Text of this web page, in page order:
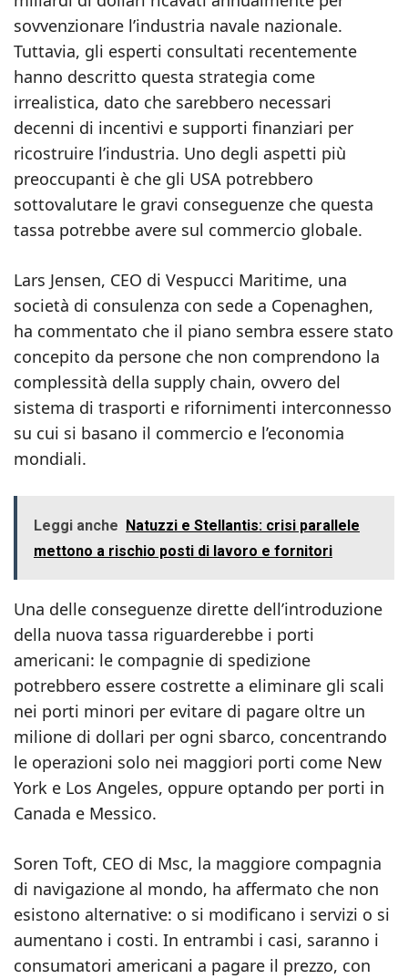
sovvenzionare l’industria navale nazionale.
Tuttavia, gli esperti consultati recentemente
hanno descritto questa strategia come
irrealistica, dato che sarebbero necessari
decenni di incentivi e supporti finanziari per
ricostruire l’industria. Uno degli aspetti più
preoccupanti è che gli USA potrebbero
sottovalutare le gravi conseguenze che questa
tassa potrebbe avere sul commercio globale.
Lars Jensen, CEO di Vespucci Maritime, una
società di consulenza con sede a Copenaghen,
ha commentato che il piano sembra essere stato
concepito da persone che non comprendono la
complessità della supply chain, ovvero del
sistema di trasporti e rifornimenti interconnesso
su cui si basano il commercio e l’economia
mondiali.
Leggi anche Natuzzi e Stellantis: crisi parallele
mettono a rischio posti di lavoro e fornitori
Una delle conseguenze dirette dell’introduzione
della nuova tassa riguarderebbe i porti
americani: le compagnie di spedizione
potrebbero essere costrette a eliminare gli scali
nei porti minori per evitare di pagare oltre un
milione di dollari per ogni sbarco, concentrando
le operazioni solo nei maggiori porti come New
York e Los Angeles, oppure optando per porti in
Canada e Messico.
Soren Toft, CEO di Msc, la maggiore compagnia
di navigazione al mondo, ha affermato che non
esistono alternative: o si modificano i servizi o si
aumentano i costi. In entrambi i casi, saranno i
consumatori americani a pagare il prezzo, con